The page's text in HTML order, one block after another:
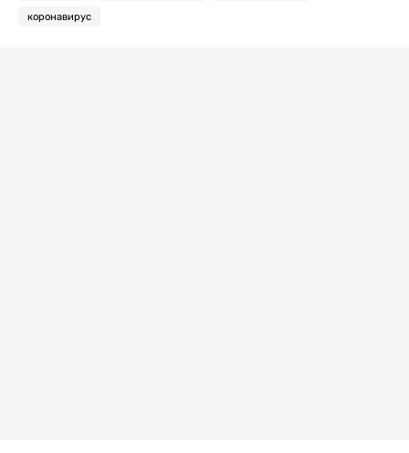
коронавирус